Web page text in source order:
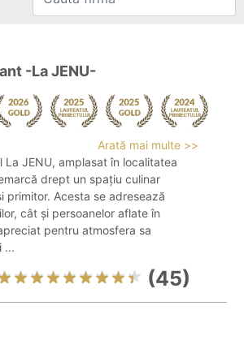
-La JENU-
Arată mai multe >>
La JENU, amplasat în localitatea
drept un spațiu culinar
primitor. Acesta se adresează
cât și persoanelor aflate în
pentru atmosfera sa
...
(45)